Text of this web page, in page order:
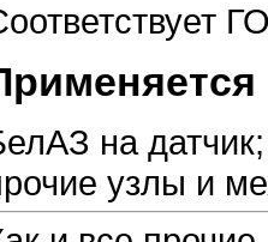
на
узлы и